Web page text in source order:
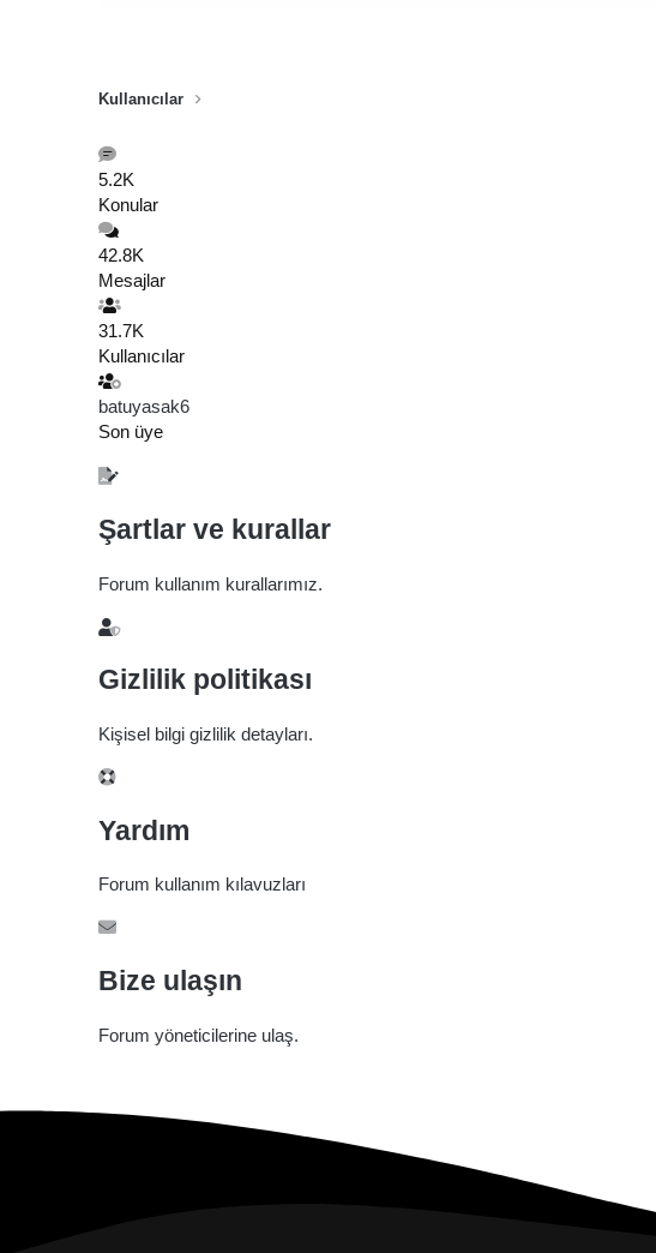
Kullanıcılar
5.2K
Konular
42.8K
Mesajlar
31.7K
Kullanıcılar
batuyasak6
Son üye
Şartlar ve kurallar
Forum kullanım kurallarımız.
Gizlilik politikası
Kişisel bilgi gizlilik detayları.
Yardım
Forum kullanım kılavuzları
Bize ulaşın
Forum yöneticilerine ulaş.